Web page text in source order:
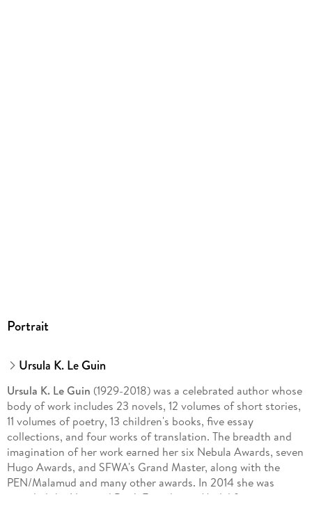
Portrait
Ursula K. Le Guin
Ursula K. Le Guin (1929-2018) was a celebrated author whose
body of work includes 23 novels, 12 volumes of short stories,
11 volumes of poetry, 13 children's books, five essay
collections, and four works of translation. The breadth and
imagination of her work earned her six Nebula Awards, seven
Hugo Awards, and SFWA's Grand Master, along with the
PEN/Malamud and many other awards. In 2014 she was
awarded the National Book Foundation Medal for